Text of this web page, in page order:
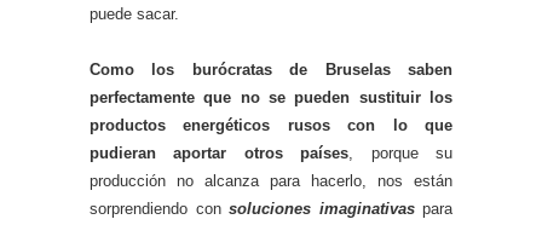
puede sacar.
Como los burócratas de Bruselas saben
perfectamente que no se pueden sustituir los
productos energéticos rusos con lo que
pudieran aportar otros países , porque su
producción no alcanza para hacerlo, nos están
sorprendiendo con soluciones imaginativaspara